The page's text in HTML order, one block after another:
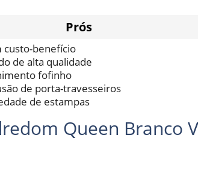
Prós
custo-benefício
de alta qualidade
fofinho
de porta-travesseiros
de estampas
Queen Branco